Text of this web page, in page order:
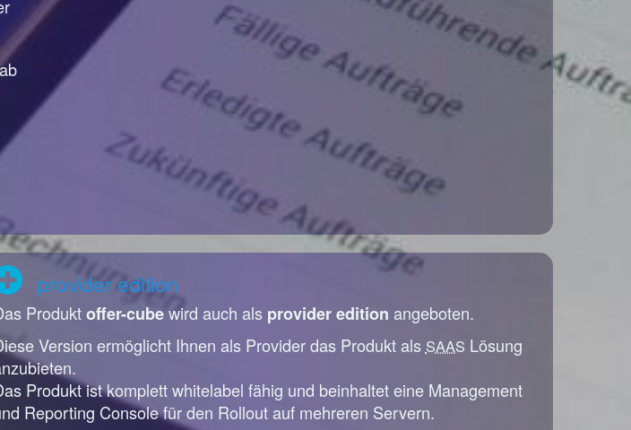
provider edition
Produktoffer-cubewird auch als provider edition angeboten.
Version ermöglicht Ihnen als Provider das Produkt als SAAS Lösung
Produkt ist komplett whitelabel fähig und beinhaltet eine Management
Reporting Console für den Rollout auf mehreren Servern.